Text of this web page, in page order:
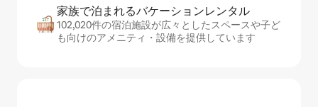
家族で泊まれるバ⁠ケ⁠ー⁠シ⁠ョ⁠ンレ⁠ン⁠タ⁠ル
102,020件の宿泊施設が広々としたスペースや子ど
も向けのアメニティ・設備を提供しています